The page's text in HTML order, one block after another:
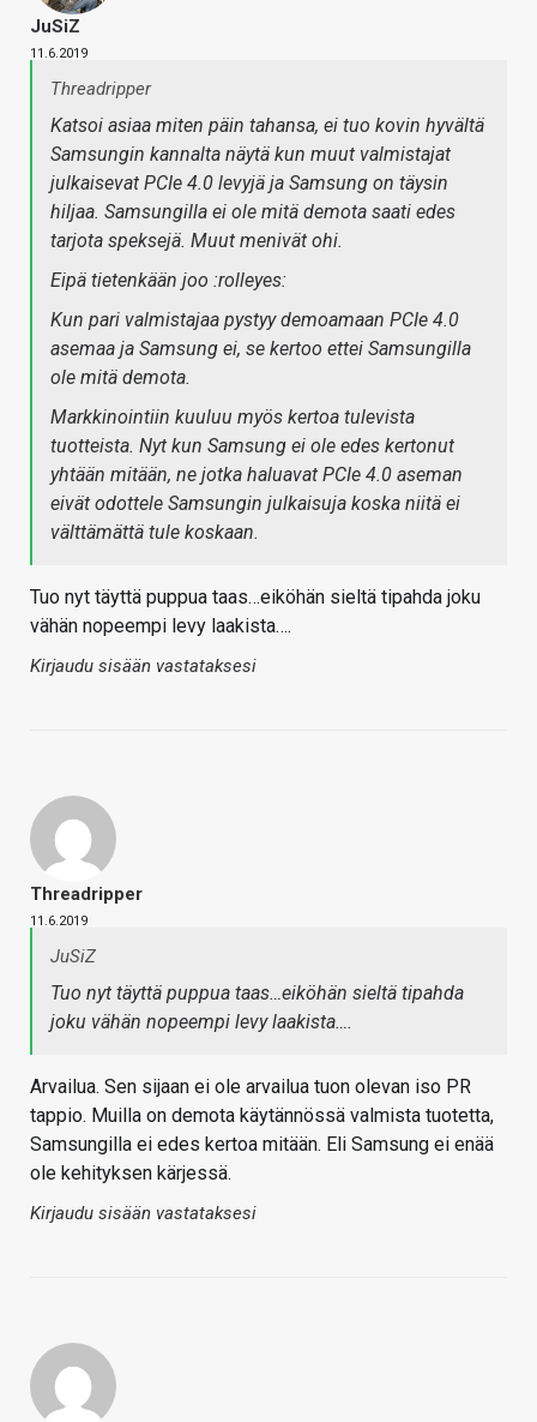
JuSiZ
11.6.2019
Threadripper
Katsoi asiaa miten päin tahansa, ei tuo kovin hyvältä
Samsungin kannalta näytä kun muut valmistajat
julkaisevat PCIe 4.0 levyjä ja Samsung on täysin
hiljaa. Samsungilla ei ole mitä demota saati edes
tarjota speksejä. Muut menivät ohi.
Eipä tietenkään joo :rolleyes:
Kun pari valmistajaa pystyy demoamaan PCIe 4.0
asemaa ja Samsung ei, se kertoo ettei Samsungilla
ole mitä demota.
Markkinointiin kuuluu myös kertoa tulevista
tuotteista. Nyt kun Samsung ei ole edes kertonut
yhtään mitään, ne jotka haluavat PCIe 4.0 aseman
eivät odottele Samsungin julkaisuja koska niitä ei
välttämättä tule koskaan.
Tuo nyt täyttä puppua taas…eiköhän sieltä tipahda joku
vähän nopeempi levy laakista….
Kirjaudu sisään vastataksesi
Threadripper
11.6.2019
JuSiZ
Tuo nyt täyttä puppua taas…eiköhän sieltä tipahda
joku vähän nopeempi levy laakista….
Arvailua. Sen sijaan ei ole arvailua tuon olevan iso PR
tappio. Muilla on demota käytännössä valmista tuotetta,
Samsungilla ei edes kertoa mitään. Eli Samsung ei enää
ole kehityksen kärjessä.
Kirjaudu sisään vastataksesi